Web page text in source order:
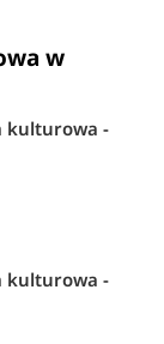
w
kulturowa -
kulturowa -